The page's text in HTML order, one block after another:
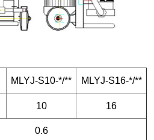
MLYJ-S10-*/**
MLYJ-S16-*/**
10
16
0.6